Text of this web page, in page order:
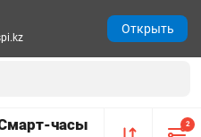
часы
2
Открыть